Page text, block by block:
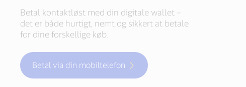
Betal kontaktløst med din digitale wallet –
det er både hurtigt, nemt og sikkert at betale
for dine forskellige køb.
Betal via din mobiltelefon